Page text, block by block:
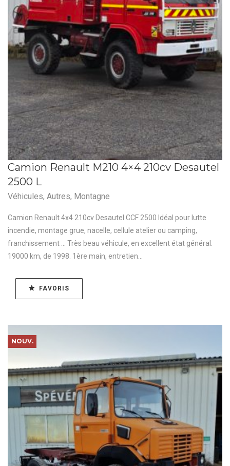
Camion Renault M210 4×4 210cv Desautel
2500 L
Véhicules, Autres, Montagne
Camion Renault 4x4 210cv Desautel CCF 2500 Idéal pour lutte
incendie, montage grue, nacelle, cellule atelier ou camping,
franchissement ... Très beau véhicule, en excellent état général.
19000 km, de 1998. 1ère main, entretien...
FAVORIS
NOUV.